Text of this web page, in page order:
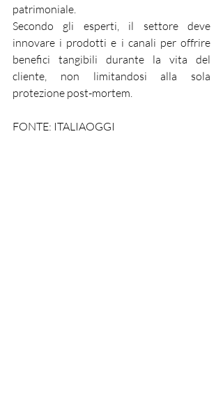
patrimoniale.
Secondo gli esperti, il settore deve
innovare i prodotti e i canali per offrire
benefici tangibili durante la vita del
cliente, non limitandosi alla sola
protezione post-mortem.
FONTE: ITALIAOGGI